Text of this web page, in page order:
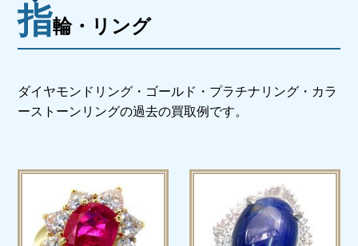
指輪・リング
ダイヤモンドリング・ゴールド・プラチナリング・ カラ
ーストーンリングの過去の買取例です。